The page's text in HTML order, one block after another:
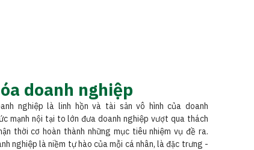
doanh nghiệp
nghiệp là linh hồn và tài sản vô hình của doanh
mạnh nội tại to lớn đưa doanh nghiệp vượt qua thách
thời cơ hoàn thành những mục tiêu nhiệm vụ đề ra.
nghiệp là niềm tự hào của mỗi cá nhân, là đặc trưng -